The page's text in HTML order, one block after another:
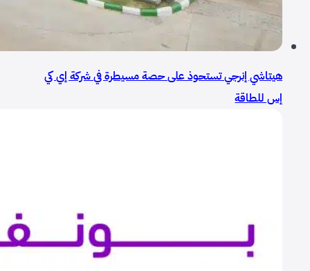
هيتاشي إنرجي تستحوذ على حصة مسيطرة في شركة إي كي
إس للطاقة